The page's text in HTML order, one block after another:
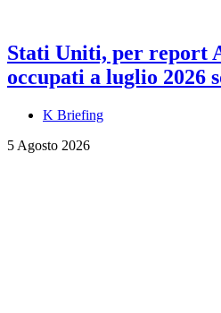
Stati Uniti, per report
occupati a luglio 2026
K Briefing
5 Agosto 2026